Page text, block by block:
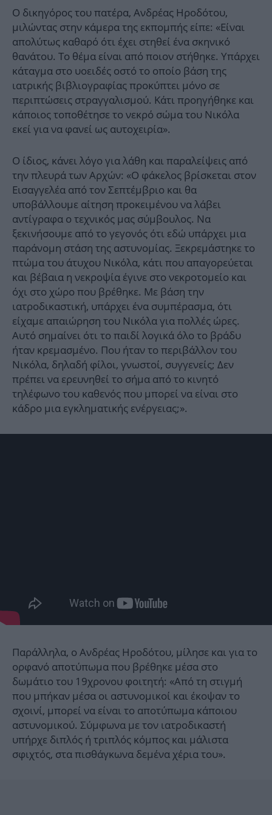
Ο δικηγόρος του πατέρα, Ανδρέας Ηροδότου,
μιλώντας στην κάμερα της εκπομπής είπε: «Είναι
απολύτως καθαρό ότι έχει στηθεί ένα σκηνικό
θανάτου. Το θέμα είναι από ποιον στήθηκε. Υπάρχει
κάταγμα στο υοειδές οστό το οποίο βάση της
ιατρικής βιβλιογραφίας προκύπτει μόνο σε
περιπτώσεις στραγγαλισμού. Κάτι προηγήθηκε και
κάποιος τοποθέτησε το νεκρό σώμα του Νικόλα
εκεί για να φανεί ως αυτοχειρία».
Ο ίδιος, κάνει λόγο για λάθη και παραλείψεις από
την πλευρά των Αρχών: «Ο φάκελος βρίσκεται στον
Εισαγγελέα από τον Σεπτέμβριο και θα
υποβάλλουμε αίτηση προκειμένου να λάβει
αντίγραφα ο τεχνικός μας σύμβουλος. Να
ξεκινήσουμε από το γεγονός ότι εδώ υπάρχει μια
παράνομη στάση της αστυνομίας. Ξεκρεμάστηκε το
πτώμα του άτυχου Νικόλα, κάτι που απαγορεύεται
και βέβαια η νεκροψία έγινε στο νεκροτομείο και
όχι στο χώρο που βρέθηκε. Με βάση την
ιατροδικαστική, υπάρχει ένα συμπέρασμα, ότι
είχαμε απαιώρηση του Νικόλα για πολλές ώρες.
Αυτό σημαίνει ότι το παιδί λογικά όλο το βράδυ
ήταν κρεμασμένο. Που ήταν το περιβάλλον του
Νικόλα, δηλαδή φίλοι, γνωστοί, συγγενείς; Δεν
πρέπει να ερευνηθεί το σήμα από το κινητό
τηλέφωνο του καθενός που μπορεί να είναι στο
κάδρο μια εγκληματικής ενέργειας;».
Παράλληλα, ο Ανδρέας Ηροδότου, μίλησε και για το
ορφανό αποτύπωμα που βρέθηκε μέσα στο
δωμάτιο του 19χρονου φοιτητή: «Από τη στιγμή
που μπήκαν μέσα οι αστυνομικοί και έκοψαν το
σχοινί, μπορεί να είναι το αποτύπωμα κάποιου
αστυνομικού. Σύμφωνα με τον ιατροδικαστή
υπήρχε διπλός ή τριπλός κόμπος και μάλιστα
σφιχτός, στα πισθάγκωνα δεμένα χέρια του».